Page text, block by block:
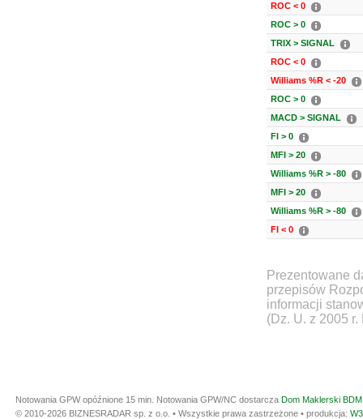
ROC < 0
ROC > 0
TRIX > SIGNAL
ROC < 0
Williams %R < -20
ROC > 0
MACD > SIGNAL
FI > 0
MFI > 20
Williams %R > -80
MFI > 20
Williams %R > -80
FI < 0
Prezentowane
przepisów
informacji
(Dz. U. z 2005
Notowania GPW opóźnione 15 min. Notowania GPW/NC dostarcza Dom Maklerski
© 2010-2026 BIZNESRADAR sp. z o.o. • Wszystkie prawa zastrzeżone • produkcja: